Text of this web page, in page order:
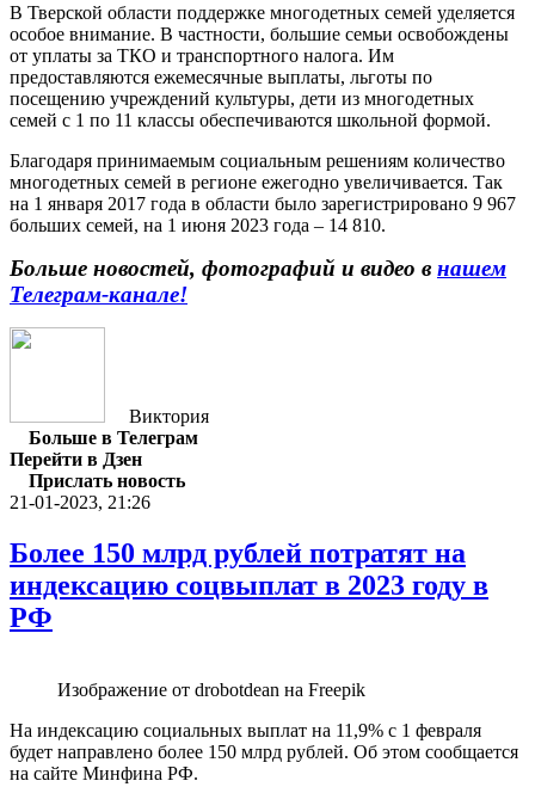
В Тверской области поддержке многодетных семей уделяется
особое внимание. В частности, большие семьи освобождены
от уплаты за ТКО и транспортного налога. Им
предоставляются ежемесячные выплаты, льготы по
посещению учреждений культуры, дети из многодетных
семей с 1 по 11 классы обеспечиваются школьной формой.
Благодаря принимаемым социальным решениям количество
многодетных семей в регионе ежегодно увеличивается. Так
на 1 января 2017 года в области было зарегистрировано 9 967
больших семей, на 1 июня 2023 года – 14 810.
Больше новостей, фотографий и видео в нашем
Телеграм-канале!
Виктория
Больше в Телеграм
Перейти в Дзен
Прислать новость
21-01-2023, 21:26
Более 150 млрд рублей потратят на
индексацию соцвыплат в 2023 году в
РФ
Изображение от drobotdean на Freepik
На индексацию социальных выплат на 11,9% с 1 февраля
будет направлено более 150 млрд рублей. Об этом сообщается
на сайте Минфина РФ.